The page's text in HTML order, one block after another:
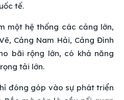
tế.
một hệ thống các cảng lớn,
Cảng Nam Hải, Cảng Đình
bãi rộng lớn, có khả năng
tải lớn.
đóng góp vào sự phát triển